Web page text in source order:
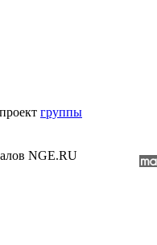
группы
NGE.RU